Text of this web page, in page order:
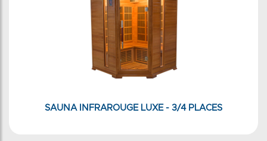
SAUNA INFRAROUGE LUXE - 3/4 PLACES